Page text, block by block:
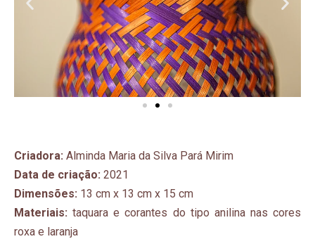
Criadora: Alminda Maria da Silva Pará Mirim
Data de criação: 2021
Dimensões: 13 cm x 13 cm x 15 cm
Materiais: taquara e corantes do tipo anilina nas cores
roxa e laranja